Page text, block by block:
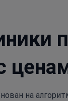
на